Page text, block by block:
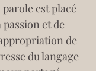
est placé
passion et de
de
du langage